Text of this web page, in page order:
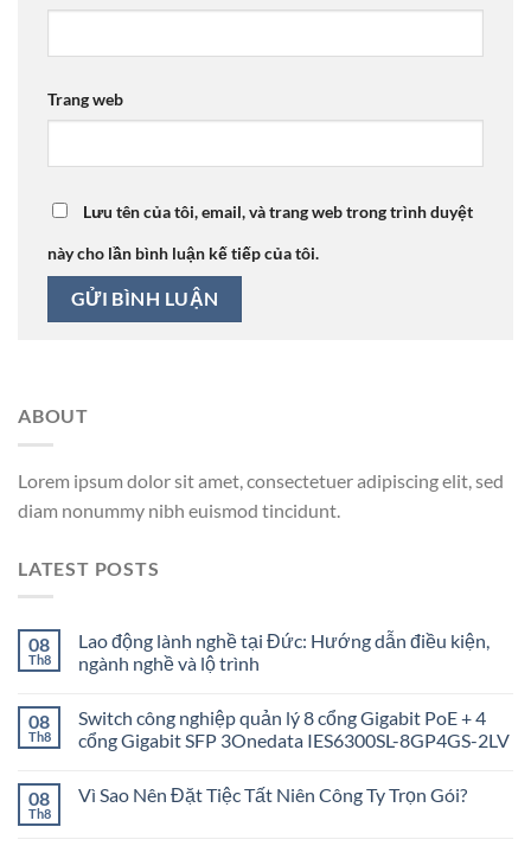
Trang web
Lưu tên của tôi, email, và trang web trong trình duyệt
này cho lần bình luận kế tiếp của tôi.
ABOUT
Lorem ipsum dolor sit amet, consectetuer adipiscing elit, sed
diam nonummy nibh euismod tincidunt.
LATEST POSTS
08
Th8
Lao động lành nghề tại Đức: Hướng dẫn điều kiện,
ngành nghề và lộ trình
08
Th8
Switch công nghiệp quản lý 8 cổng Gigabit PoE + 4
cổng Gigabit SFP 3Onedata IES6300SL-8GP4GS-2LV
08
Th8
Vì Sao Nên Đặt Tiệc Tất Niên Công Ty Trọn Gói?